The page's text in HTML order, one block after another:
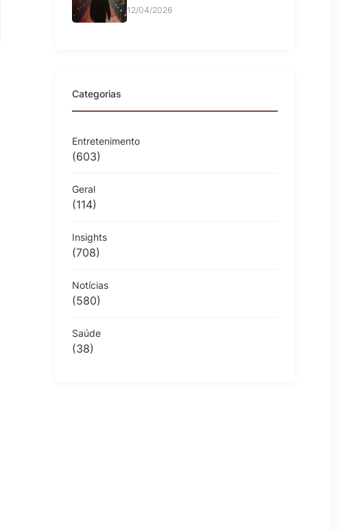
12/04/2026
Categorias
Entretenimento
(603)
Geral
(114)
Insights
(708)
Notícias
(580)
Saúde
(38)